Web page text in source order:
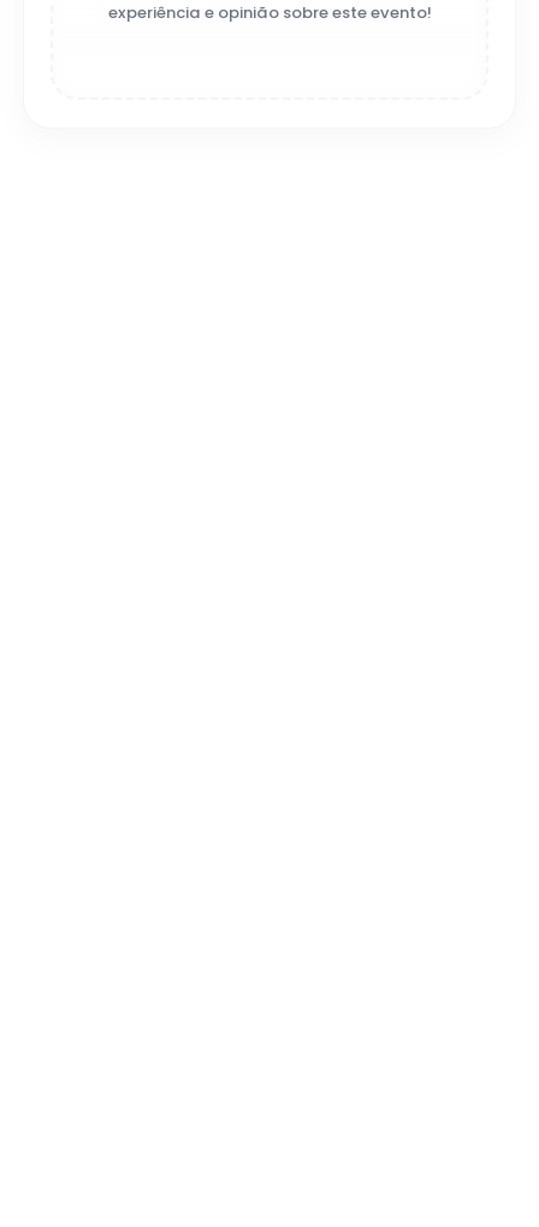
experiência e opinião sobre este evento!